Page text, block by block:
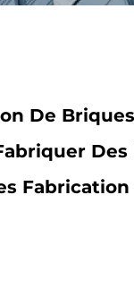
De Briques
Des
Fabrication